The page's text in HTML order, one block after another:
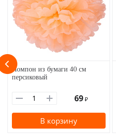
Помпон из бумаги 40 см
персиковый
69 ₽
В корзину